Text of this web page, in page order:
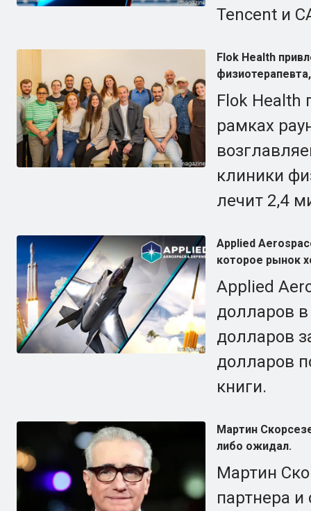
Tencent и
Flok Health
Flok Health
рамках
клиники
лечит 2,4
Applied
которое рынок
Applied
долларов в
долларов
долларов
книги.
Мартин
либо ожидал.
Мартин
партнера и